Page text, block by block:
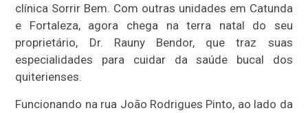
clínica Sorrir Bem. Com outras unidades em Catunda
e Fortaleza, agora chega na terra natal do seu
proprietário, Dr. Rauny Bendor, que traz suas
especialidades para cuidar da saúde bucal dos
quiterienses.
Funcionando na rua João Rodrigues Pinto, ao lado da